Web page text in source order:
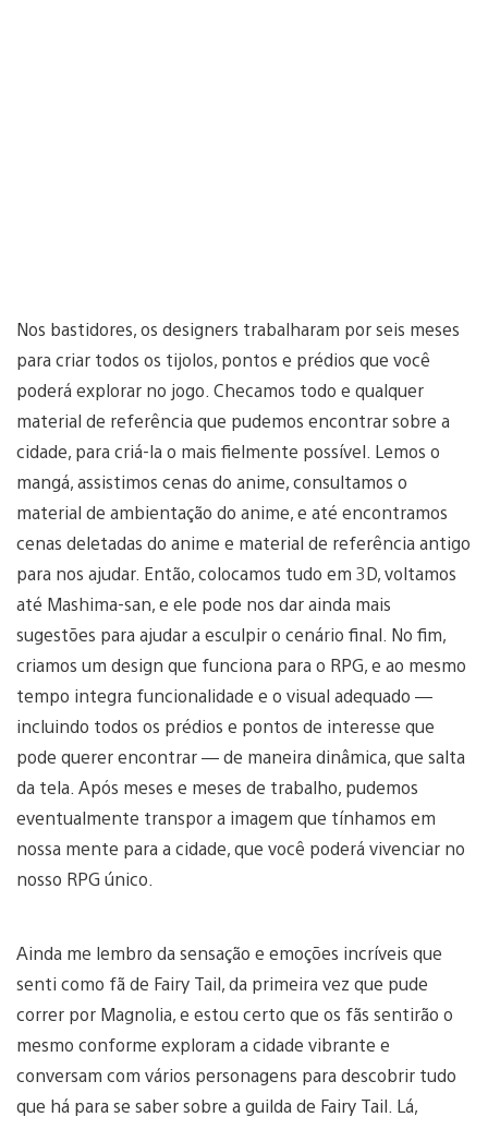
Nos bastidores, os designers trabalharam por seis meses
para criar todos os tijolos, pontos e prédios que você
poderá explorar no jogo. Checamos todo e qualquer
material de referência que pudemos encontrar sobre a
cidade, para criá-la o mais fielmente possível. Lemos o
mangá, assistimos cenas do anime, consultamos o
material de ambientação do anime, e até encontramos
cenas deletadas do anime e material de referência antigo
para nos ajudar. Então, colocamos tudo em 3D, voltamos
até Mashima-san, e ele pode nos dar ainda mais
sugestões para ajudar a esculpir o cenário final. No fim,
criamos um design que funciona para o RPG, e ao mesmo
tempo integra funcionalidade e o visual adequado —
incluindo todos os prédios e pontos de interesse que
pode querer encontrar — de maneira dinâmica, que salta
da tela. Após meses e meses de trabalho, pudemos
eventualmente transpor a imagem que tínhamos em
nossa mente para a cidade, que você poderá vivenciar no
nosso RPG único.
Ainda me lembro da sensação e emoções incríveis que
senti como fã de Fairy Tail, da primeira vez que pude
correr por Magnolia, e estou certo que os fãs sentirão o
mesmo conforme exploram a cidade vibrante e
conversam com vários personagens para descobrir tudo
que há para se saber sobre a guilda de Fairy Tail. Lá,